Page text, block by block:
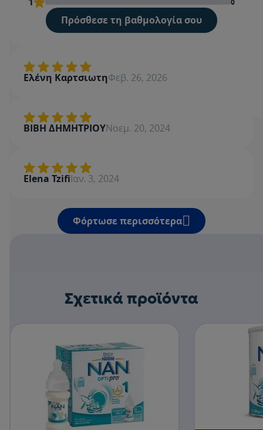
Πρόσθεσε τη βαθμολογία σου
Όνομα
Γράψε μία κριτική
Ελένη ΚαρτσιωτηΦεβ. 26, 2026
ΒΙΒΗ ΔΗΜΗΤΡΙΟΥΝοεμ. 20, 2024
Elena TzifiΙαν. 3, 2024
Φόρτωσε περισσότερα
Σχετικά προϊόντα